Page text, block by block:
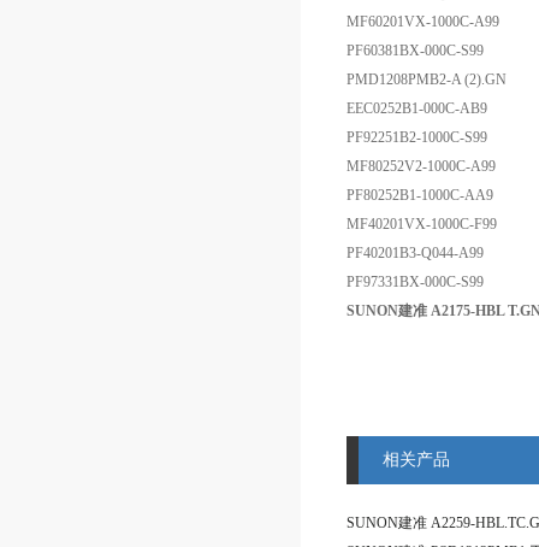
MF60201VX-1000C-A99
PF60381BX-000C-S99
PMD1208PMB2-A (2).GN
EEC0252B1-000C-AB9
PF92251B2-1000C-S99
MF80252V2-1000C-A99
PF80252B1-1000C-AA9
MF40201VX-1000C-F99
PF40201B3-Q044-A99
PF97331BX-000C-S99
SUNON建准 A2175-HBL
相关产品